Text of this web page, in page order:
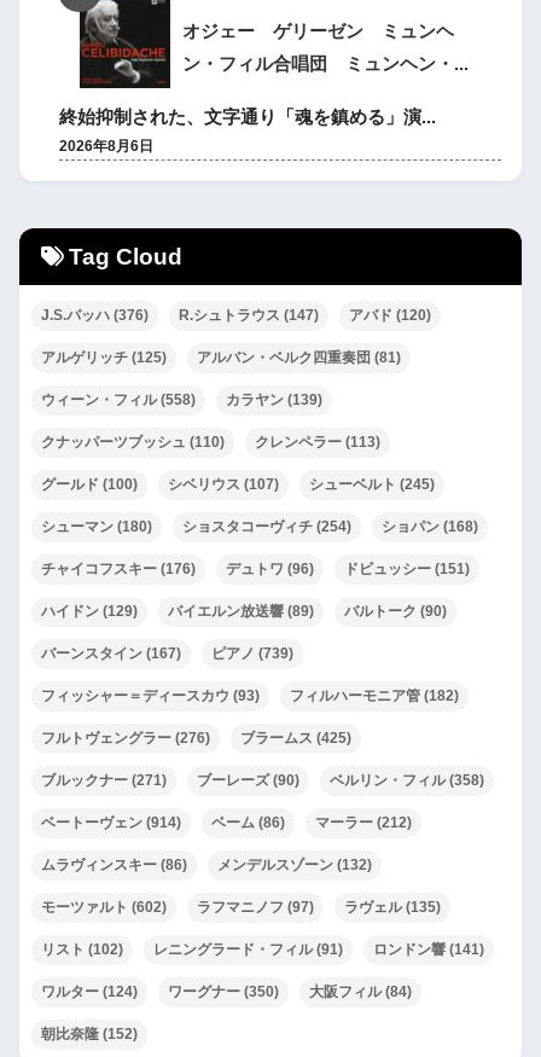
オジェー ゲリーゼン ミュンヘ
ン・フィル合唱団 ミュンヘン・...
終始抑制された、文字通り「魂を鎮める」演...
2026年8月6日
Tag Cloud
J.S.バッハ (376) R.シュトラウス (147) アバド (120)
アルゲリッチ (125) アルバン・ベルク四重奏団 (81)
ウィーン・フィル(558) カラヤン (139)
クナッパーツブッシュ (110) クレンペラー (113)
グールド (100) シベリウス (107) シューベルト (245)
シューマン (180) ショスタコーヴィチ (254) ショパン (168)
チャイコフスキー (176) デュトワ (96) ドビュッシー (151)
ハイドン (129) バイエルン放送響 (89) バルトーク (90)
バーンスタイン (167) ピアノ (739)
フィッシャー＝ディースカウ (93) フィルハーモニア管 (182)
フルトヴェングラー (276) ブラームス (425)
ブルックナー (271) ブーレーズ(90) ベルリン・フィル(358)
ベートーヴェン (914) ベーム (86) マーラー (212)
ムラヴィンスキー (86) メンデルスゾーン (132)
モーツァルト (602) ラフマニノフ (97) ラヴェル(135)
リスト (102) レニングラード・フィル(91) ロンドン響 (141)
ワルター (124) ワーグナー (350) 大阪フィル(84)
朝比奈隆 (152)